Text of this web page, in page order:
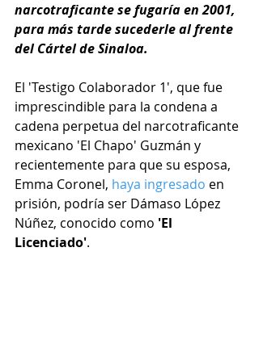
narcotraficante se fugaría en 2001,
para más tarde sucederle al frente
del Cártel de Sinaloa.
El 'Testigo Colaborador 1', que fue
imprescindible para la condena a
cadena perpetua del narcotraficante
mexicano 'El Chapo' Guzmán y
recientemente para que su esposa,
Emma Coronel, haya ingresado en
prisión, podría ser Dámaso López
Núñez, conocido como 'El
Licenciado'.